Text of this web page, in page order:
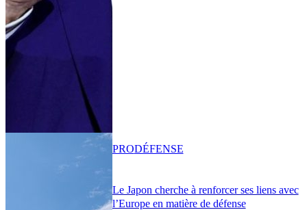
Le Japon cherche à renforcer ses liens avec
l’Europe en matière de défense
PRODÉFENSE